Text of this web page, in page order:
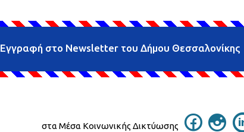
Εγγραφή στο Newsletter του Δήμου Θεσσαλονίκης
στα Μέσα Κοινωνικής Δικτύωσης